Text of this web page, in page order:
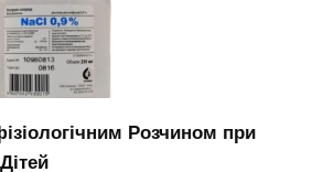
Розчином при